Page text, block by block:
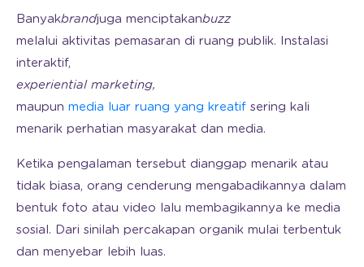
Banyakbrandjuga menciptakanbuzz
melalui aktivitas pemasaran di ruang publik. Instalasi
interaktif,
experiential marketing,
maupun media luar ruang yang kreatif sering kali
menarik perhatian masyarakat dan media.
Ketika pengalaman tersebut dianggap menarik atau
tidak biasa, orang cenderung mengabadikannya dalam
bentuk foto atau video lalu membagikannya ke media
sosial. Dari sinilah percakapan organik mulai terbentuk
dan menyebar lebih luas.